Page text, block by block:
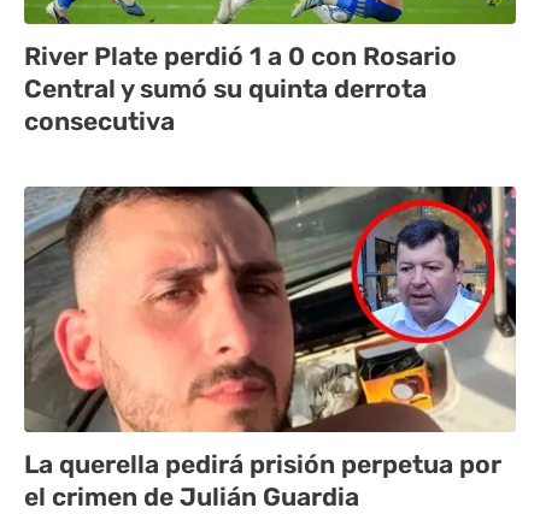
River Plate perdió 1 a 0 con Rosario
Central y sumó su quinta derrota
consecutiva
La querella pedirá prisión perpetua por
el crimen de Julián Guardia